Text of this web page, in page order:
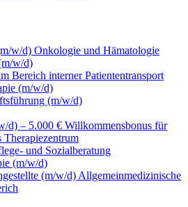
w/d) Onkologie und Hämatologie
w/d)
Bereich interner Patiententransport
(m/w/d)
(m/w/d)
d) – 5.000 € Willkommensbonus für
und Sozialberatung
(m/w/d)
(m/w/d) Allgemeinmedizinische